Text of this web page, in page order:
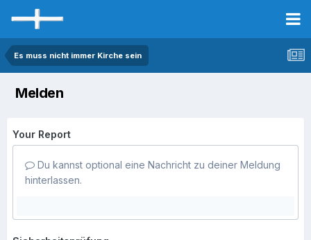
Es muss nicht immer Kirche sein
Melden
Your Report
Du kannst optional eine Nachricht zu deiner Meldung
hinterlassen.